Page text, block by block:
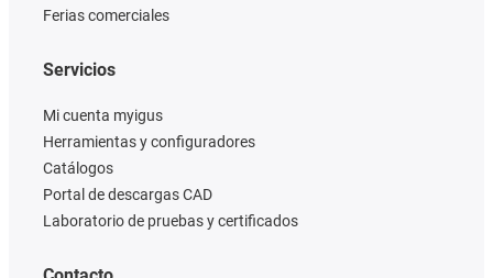
Ferias comerciales
Servicios
Mi cuenta myigus
Herramientas y configuradores
Catálogos
Portal de descargas CAD
Laboratorio de pruebas y certificados